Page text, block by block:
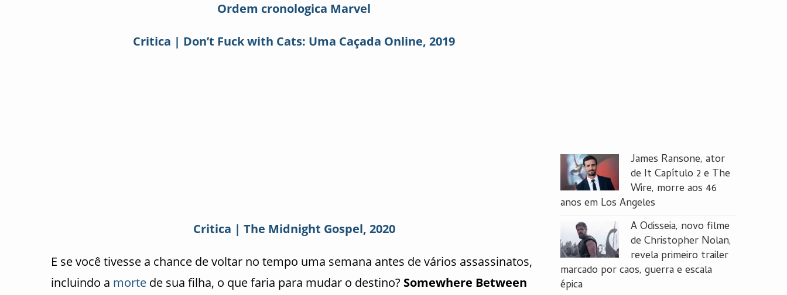
Ordem cronologica Marvel
Critica | Don’t Fuck with Cats: Uma Caçada Online, 2019
Critica | The Midnight Gospel, 2020
E se você tivesse a chance de voltar no tempo uma semana antes de vários assassinatos,
incluindo a morte de sua filha, o que faria para mudar o destino? Somewhere Between
James Ransone, ator
de It Capítulo 2 e The
Wire, morre aos 46
anos em Los Angeles
A Odisseia, novo filme
de Christopher Nolan,
revela primeiro trailer
marcado por caos, guerra e escala
épica